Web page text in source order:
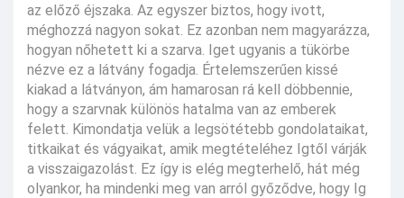
az előző éjszaka. Az egyszer biztos, hogy ivott,
méghozzá nagyon sokat. Ez azonban nem magyarázza,
hogyan nőhetett ki a szarva. Iget ugyanis a tükörbe
nézve ez a látvány fogadja. Értelemszerűen kissé
kiakad a látványon, ám hamarosan rá kell döbbennie,
hogy a szarvnak különös hatalma van az emberek
felett. Kimondatja velük a legsötétebb gondolataikat,
titkaikat és vágyaikat, amik megtételéhez Igtől várják
a visszaigazolást. Ez így is elég megterhelő, hát még
olyankor, ha mindenki meg van arról győződve, hogy Ig